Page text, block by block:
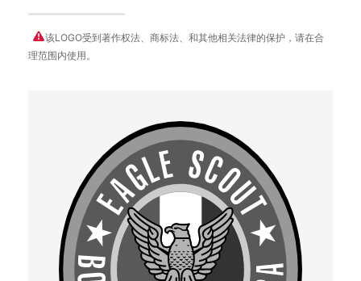
该LOGO受到著作权法、商标法、和其他相关法律的保护，请在合
理范围内使用。